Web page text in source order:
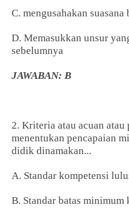
C. mengusahakan
D. Memasukkan unsur
sebelumnya
JAWABAN: B
2. Kriteria atau acuan atau
menentukan pencapaian
didik dinamakan...
A. Standar kompetensi
B. Standar batas minimum